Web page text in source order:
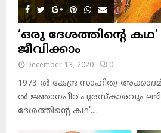
‘ഒരു ദേശത്തിന്റെ
ജീവിക്കാം
December 13, 2020 0
1973-ല്‍ കേന്ദ്ര സാഹിത്യ
ല്‍ ജ്ഞാനപീഠ പുരസ്‌കാരവും
ദേശത്തിന്റെ കഥ’....